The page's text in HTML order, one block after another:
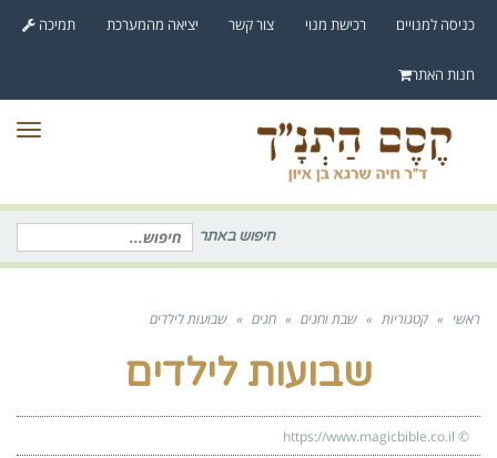
כניסה למנויים רכישת מנוי צור קשר יציאה מהמערכת תמיכה
חנות האתר
חיפוש באתר חיפוש
ראשי » קטגוריות » שבת וחגים » חגים » שבועות לילדים
שבועות לילדים
©
https://www.magicbible.co.il